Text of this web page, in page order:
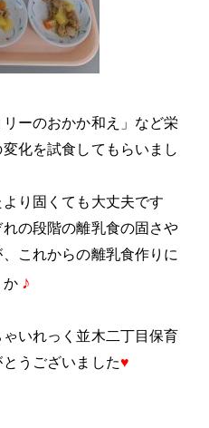
リーのおかか和え」など栄
化を試食してもらいまし
り固くても大丈夫です
れの段階の離乳食の固さや
これからの離乳食作りに
か ♪
いれっく並木二丁目保育
うございました♥